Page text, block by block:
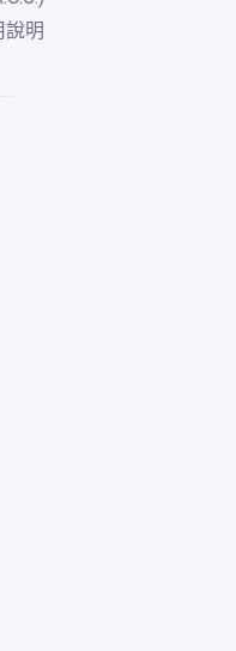
說明